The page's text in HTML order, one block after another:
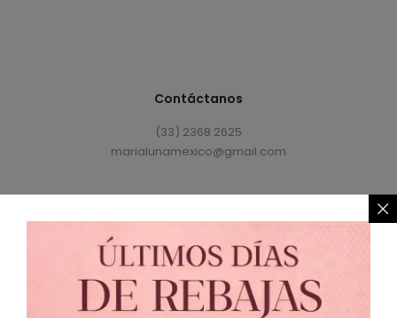
Contáctanos
(33) 2368 2625
marialunamexico@gmail.com